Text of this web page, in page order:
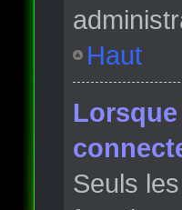
Haut
Seuls